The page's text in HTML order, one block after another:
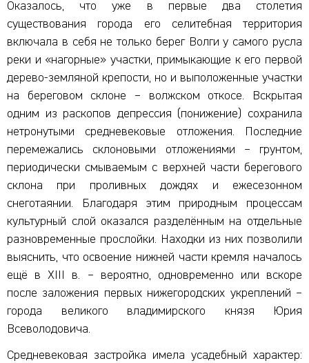
Оказалось, что уже в первые два столетия
существования города его селитебная территория
включала в себя не только берег Волги у самого русла
реки и «нагорные» участки, примыкающие к его первой
дерево-земляной крепости, но и выположенные участки
на береговом склоне – волжском откосе. Вскрытая
одним из раскопов депрессия (понижение) сохранила
нетронутыми средневековые отложения. Последние
перемежались склоновыми отложениями – грунтом,
периодически смываемым с верхней части берегового
склона при проливных дождях и ежесезонном
снеготаянии. Благодаря этим природным процессам
культурный слой оказался разделённым на отдельные
разновременные прослойки. Находки из них позволили
выяснить, что освоение нижней части кремля началось
ещё в XIII в. – вероятно, одновременно или вскоре
после заложения первых нижегородских укреплений –
города великого владимирского князя Юрия
Всеволодовича.
Средневековая застройка имела усадебный характер: